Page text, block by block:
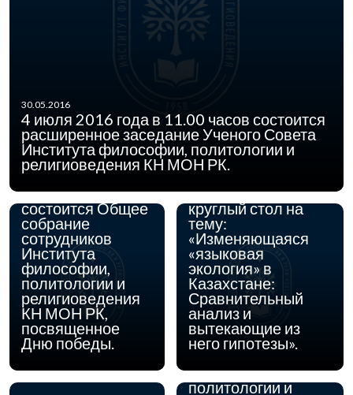
30.05.2016
4 июля 2016 года в 11.00 часов состоится
расширенное заседание Ученого Совета
Института философии, политологии и
религиоведения КН МОН РК.
03.05.2016
04 мая 2016 года
в 11.00 часов
состоится Общее
собрание
сотрудников
Института
философии,
политологии и
религиоведения
КН МОН РК,
посвященное
Дню победы.
Институте
философии,
политологии и
религиоведения
МОН РК состоится
круглый стол на
тему:
«Изменяющаяся
«языковая
экология» в
Казахстане:
Сравнительный
анализ и
вытекающие из
него гипотезы».
31.03.2016
С 28 марта по 8
апреля 2016 г. в
философии,
политологии и